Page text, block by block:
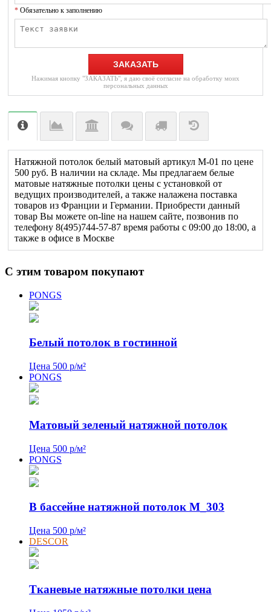
Обязательно к заполнению
ЗАКАЗАТЬ
Нажимая кнопку "ЗАКАЗАТЬ", я даю своё согласие на обработку моих
персональных данных
Натяжной потолок белый матовый артикул М-01 по цене
500 руб. В наличии на складе. Мы предлагаем белые
матовые натяжные потолки цены с установкой от
ведущих производителей, а также налажена поставка
товаров из Франции и Германии. Приобрести данный
товар Вы можете on-line на нашем сайте, позвонив по
телефону 8(495)744-57-87 время работы с 09:00 до 18:00, а
также в офисе в Москве
C этим товаром покупают
PONGS
Белый потолок в гостинной
Цена 500 р/м²
PONGS
Матовый зеленый натяжной потолок
Цена 500 р/м²
PONGS
В бассейне натяжной потолок M_303
Цена 500 р/м²
DESCOR
Тканевые натяжные потолки цена